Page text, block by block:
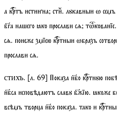
а кртъ истинна;стиⷯ. лꙋкавныи ѡ
бга нашего ꙗко прослави сѧ;тѡкованїе
сѧ. понеже змїею кртныи ѡбразъ
прослави сѧ.
стихъ. [л.69] Показа нбо кртнꙋю
нбса исповѣдаютъ славꙋ бжїю.
всѣмъ творца нбо показа. тако и